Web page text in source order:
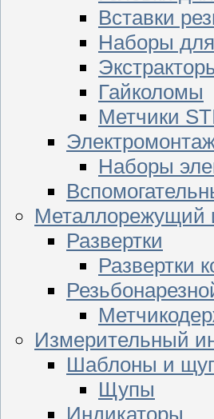
Вставки
Наборы
Гайколомы
Метчики
Наборы
Металлорежущий
Развертки
Развертки
Измерительный
Шаблоны и
Щупы
Индикаторы